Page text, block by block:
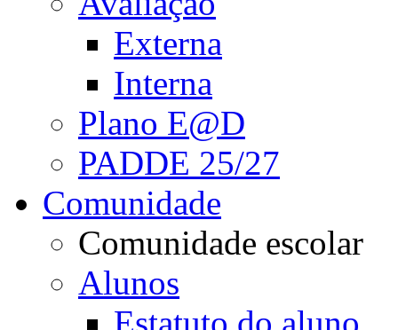
Externa
Interna
Plano E@D
PADDE 25/27
Comunidade
Comunidade escolar
Alunos